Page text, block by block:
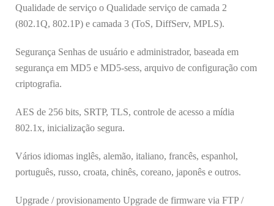
Qualidade de serviço o Qualidade serviço de camada 2
(802.1Q, 802.1P) e camada 3 (ToS, DiffServ, MPLS).
Segurança Senhas de usuário e administrador, baseada em
segurança em MD5 e MD5-sess, arquivo de configuração com
criptografia.
AES de 256 bits, SRTP, TLS, controle de acesso a mídia
802.1x, inicialização segura.
Vários idiomas inglês, alemão, italiano, francês, espanhol,
português, russo, croata, chinês, coreano, japonês e outros.
Upgrade / provisionamento Upgrade de firmware via FTP /